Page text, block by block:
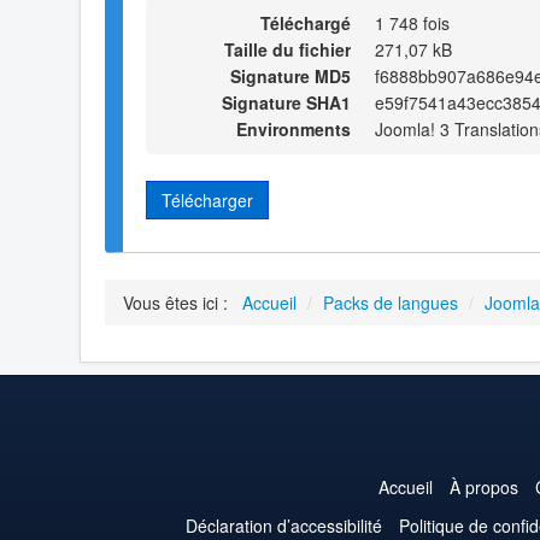
Téléchargé
1 748 fois
Taille du fichier
271,07 kB
Signature MD5
Signature SHA1
Environments
Joomla! 3
Télécharger
Vous êtes ici : Accueil / Packs de langues /
Accueil À propos
Déclaration d’accessibilité
Politique de